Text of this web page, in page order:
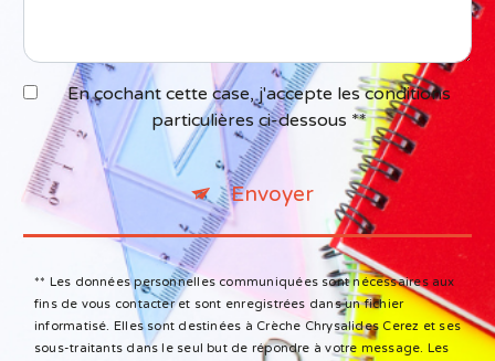
En cochant cette case, j'accepte les conditions
particulières ci-dessous **
Envoyer
** Les données personnelles communiquées sont nécessaires aux
fins de vous contacter et sont enregistrées dans un fichier
informatisé. Elles sont destinées à Crèche Chrysalides Cerez et ses
sous-traitants dans le seul but de répondre à votre message. Les